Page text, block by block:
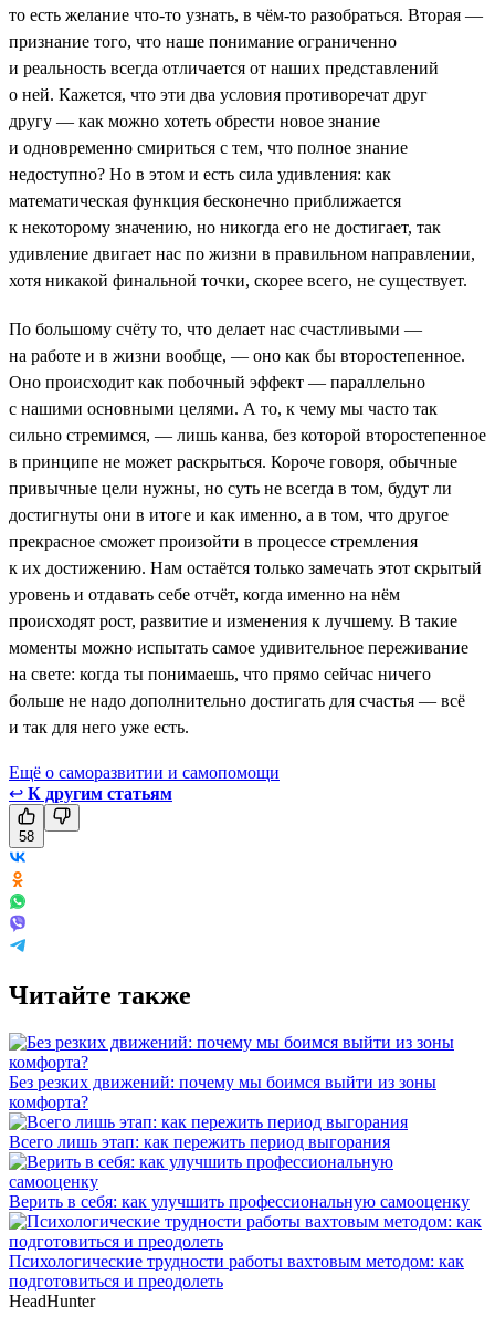
то есть желание что-то узнать, в чём-то разобраться. Вторая —
признание того, что наше понимание ограниченно
и реальность всегда отличается от наших представлений
о ней. Кажется, что эти два условия противоречат друг
другу — как можно хотеть обрести новое знание
и одновременно смириться с тем, что полное знание
недоступно? Но в этом и есть сила удивления: как
математическая функция бесконечно приближается
к некоторому значению, но никогда его не достигает, так
удивление двигает нас по жизни в правильном направлении,
хотя никакой финальной точки, скорее всего, не существует.
По большому счёту то, что делает нас счастливыми —
на работе и в жизни вообще, — оно как бы второстепенное.
Оно происходит как побочный эффект — параллельно
с нашими основными целями. А то, к чему мы часто так
сильно стремимся, — лишь канва, без которой второстепенное
в принципе не может раскрыться. Короче говоря, обычные
привычные цели нужны, но суть не всегда в том, будут ли
достигнуты они в итоге и как именно, а в том, что другое
прекрасное сможет произойти в процессе стремления
к их достижению. Нам остаётся только замечать этот скрытый
уровень и отдавать себе отчёт, когда именно на нём
происходят рост, развитие и изменения к лучшему. В такие
моменты можно испытать самое удивительное переживание
на свете: когда ты понимаешь, что прямо сейчас ничего
больше не надо дополнительно достигать для счастья — всё
и так для него уже есть.
Ещё о саморазвитии и самопомощи
↩ К другим статьям
58
Читайте также
Без резких движений: почему мы боимся выйти из зоны
комфорта?
Всего лишь этап: как пережить период выгорания
Верить в себя: как улучшить профессиональную самооценку
Психологические трудности работы вахтовым методом: как
подготовиться и преодолеть
HeadHunter